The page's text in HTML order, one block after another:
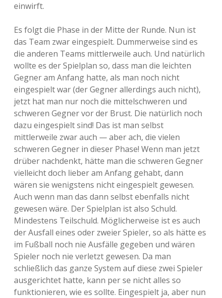
einwirft.
Es folgt die Phase in der Mitte der Runde. Nun ist
das Team zwar eingespielt. Dummerweise sind es
die anderen Teams mittlerweile auch. Und natürlich
wollte es der Spielplan so, dass man die leichten
Gegner am Anfang hatte, als man noch nicht
eingespielt war (der Gegner allerdings auch nicht),
jetzt hat man nur noch die mittelschweren und
schweren Gegner vor der Brust. Die natürlich noch
dazu eingespielt sind! Das ist man selbst
mittlerweile zwar auch — aber ach, die vielen
schweren Gegner in dieser Phase! Wenn man jetzt
drüber nachdenkt, hätte man die schweren Gegner
vielleicht doch lieber am Anfang gehabt, dann
wären sie wenigstens nicht eingespielt gewesen.
Auch wenn man das dann selbst ebenfalls nicht
gewesen wäre. Der Spielplan ist also Schuld.
Mindestens Teilschuld. Möglicherweise ist es auch
der Ausfall eines oder zweier Spieler, so als hätte es
im Fußball noch nie Ausfälle gegeben und wären
Spieler noch nie verletzt gewesen. Da man
schließlich das ganze System auf diese zwei Spieler
ausgerichtet hatte, kann per se nicht alles so
funktionieren, wie es sollte. Eingespielt ja, aber nun